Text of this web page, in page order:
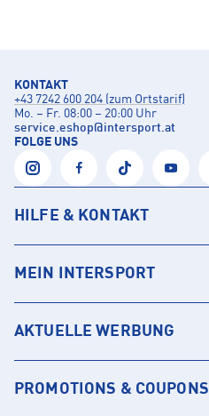
KONTAKT
+43 7242 600 204 (zum Ortstarif)
Mo. – Fr. 08:00 – 20:00 Uhr
service.eshop@intersport.at
FOLGE UNS
HILFE & KONTAKT
MEIN INTERSPORT
AKTUELLE WERBUNG
PROMOTIONS & COUPONS